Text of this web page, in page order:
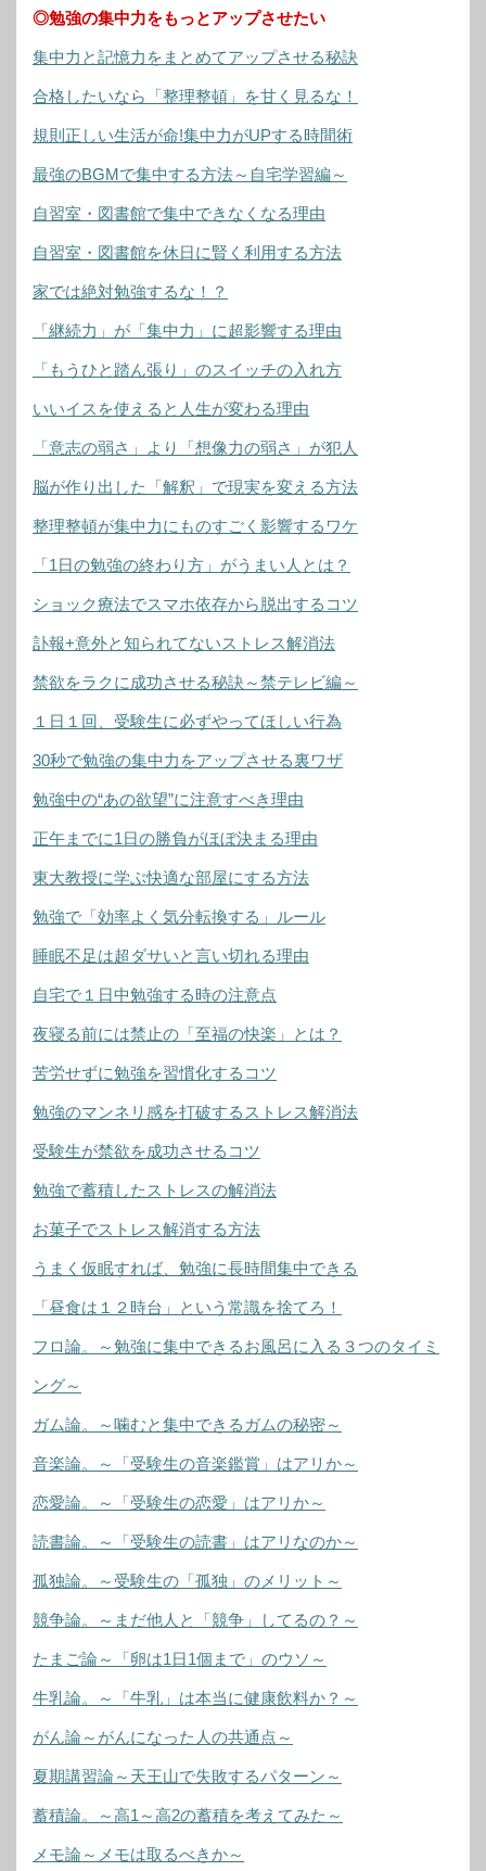
◎勉強の集中力をもっとアップさせたい
集中力と記憶力をまとめてアップさせる秘訣
合格したいなら「整理整頓」を甘く見るな！
規則正しい生活が命!集中力がUPする時間術
最強のBGMで集中する方法～自宅学習編～
自習室・図書館で集中できなくなる理由
自習室・図書館を休日に賢く利用する方法
家では絶対勉強するな！？
「継続力」が「集中力」に超影響する理由
「もうひと踏ん張り」のスイッチの入れ方
いいイスを使えると人生が変わる理由
「意志の弱さ」より「想像力の弱さ」が犯人
脳が作り出した「解釈」で現実を変える方法
整理整頓が集中力にものすごく影響するワケ
「1日の勉強の終わり方」がうまい人とは？
ショック療法でスマホ依存から脱出するコツ
訃報+意外と知られてないストレス解消法
禁欲をラクに成功させる秘訣～禁テレビ編～
１日１回、受験生に必ずやってほしい行為
30秒で勉強の集中力をアップさせる裏ワザ
勉強中の“あの欲望”に注意すべき理由
正午までに1日の勝負がほぼ決まる理由
東大教授に学ぶ快適な部屋にする方法
勉強で「効率よく気分転換する」ルール
睡眠不足は超ダサいと言い切れる理由
自宅で１日中勉強する時の注意点
夜寝る前には禁止の「至福の快楽」とは？
苦労せずに勉強を習慣化するコツ
勉強のマンネリ感を打破するストレス解消法
受験生が禁欲を成功させるコツ
勉強で蓄積したストレスの解消法
お菓子でストレス解消する方法
うまく仮眠すれば、勉強に長時間集中できる
「昼食は１２時台」という常識を捨てろ！
フロ論。～勉強に集中できるお風呂に入る３つのタイミ
ング～
ガム論。～噛むと集中できるガムの秘密～
音楽論。～「受験生の音楽鑑賞」はアリか～
恋愛論。～「受験生の恋愛」はアリか～
読書論。～「受験生の読書」はアリなのか～
孤独論。～受験生の「孤独」のメリット～
競争論。～まだ他人と「競争」してるの？～
たまご論～「卵は1日1個まで」のウソ～
牛乳論。～「牛乳」は本当に健康飲料か？～
がん論～がんになった人の共通点～
夏期講習論～天王山で失敗するパターン～
蓄積論。～高1～高2の蓄積を考えてみた～
メモ論～メモは取るべきか～